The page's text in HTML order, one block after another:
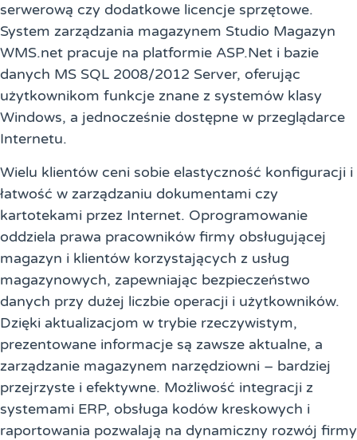
serwerową czy dodatkowe licencje sprzętowe.
System zarządzania magazynem Studio Magazyn
WMS.net pracuje na platformie ASP.Net i bazie
danych MS SQL 2008/2012 Server, oferując
użytkownikom funkcje znane z systemów klasy
Windows, a jednocześnie dostępne w przeglądarce
Internetu.
Wielu klientów ceni sobie elastyczność konfiguracji i
łatwość w zarządzaniu dokumentami czy
kartotekami przez Internet. Oprogramowanie
oddziela prawa pracowników firmy obsługującej
magazyn i klientów korzystających z usług
magazynowych, zapewniając bezpieczeństwo
danych przy dużej liczbie operacji i użytkowników.
Dzięki aktualizacjom w trybie rzeczywistym,
prezentowane informacje są zawsze aktualne, a
zarządzanie magazynem narzędziowni – bardziej
przejrzyste i efektywne. Możliwość integracji z
systemami ERP, obsługa kodów kreskowych i
raportowania pozwalają na dynamiczny rozwój firmy